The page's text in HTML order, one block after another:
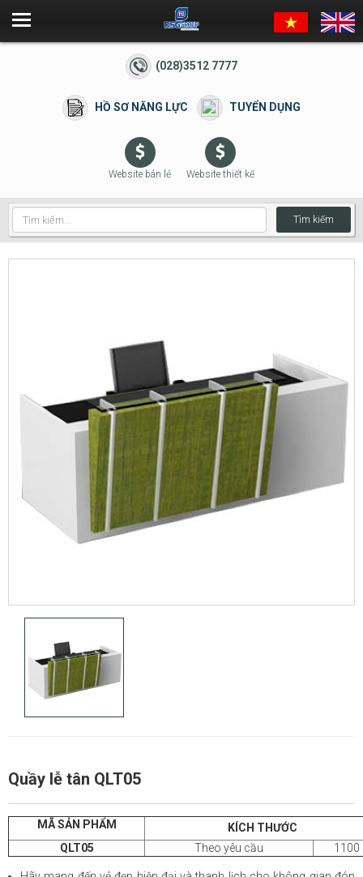
(028)3512 7777
HỒ SƠ NĂNG LỰC TUYỂN DỤNG
Website bán lẻ Website thiết kế
Tìm kiếm
Quầy lễ tân QLT05
MÃ SẢN PHẨM
KÍCH THƯỚC
QLT05
Theo yêu cầu 1100